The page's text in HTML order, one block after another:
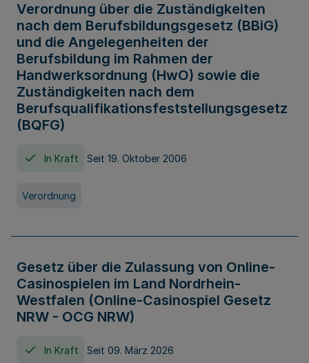
Verordnung über die Zuständigkeiten
nach dem Berufsbildungsgesetz (BBiG)
und die Angelegenheiten der
Berufsbildung im Rahmen der
Handwerksordnung (HwO) sowie die
Zuständigkeiten nach dem
Berufsqualifikationsfeststellungsgesetz
(BQFG)
In Kraft Seit 19. Oktober 2006
Verordnung
Gesetz über die Zulassung von Online-
Casinospielen im Land Nordrhein-
Westfalen (Online-Casinospiel Gesetz
NRW - OCG NRW)
In Kraft Seit 09. März 2026